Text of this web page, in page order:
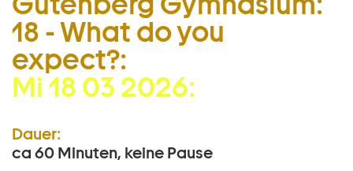
18 - What do you
expect?:
Mi 18 03 2026:
Dauer:
ca 60 Minuten, keine Pause